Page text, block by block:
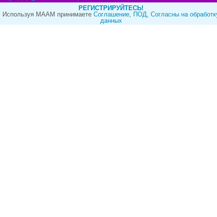
РЕГИСТРИРУЙТЕСЬ!
Используя МААМ принимаете Cоглашение, ПОД, Согласны на
данных